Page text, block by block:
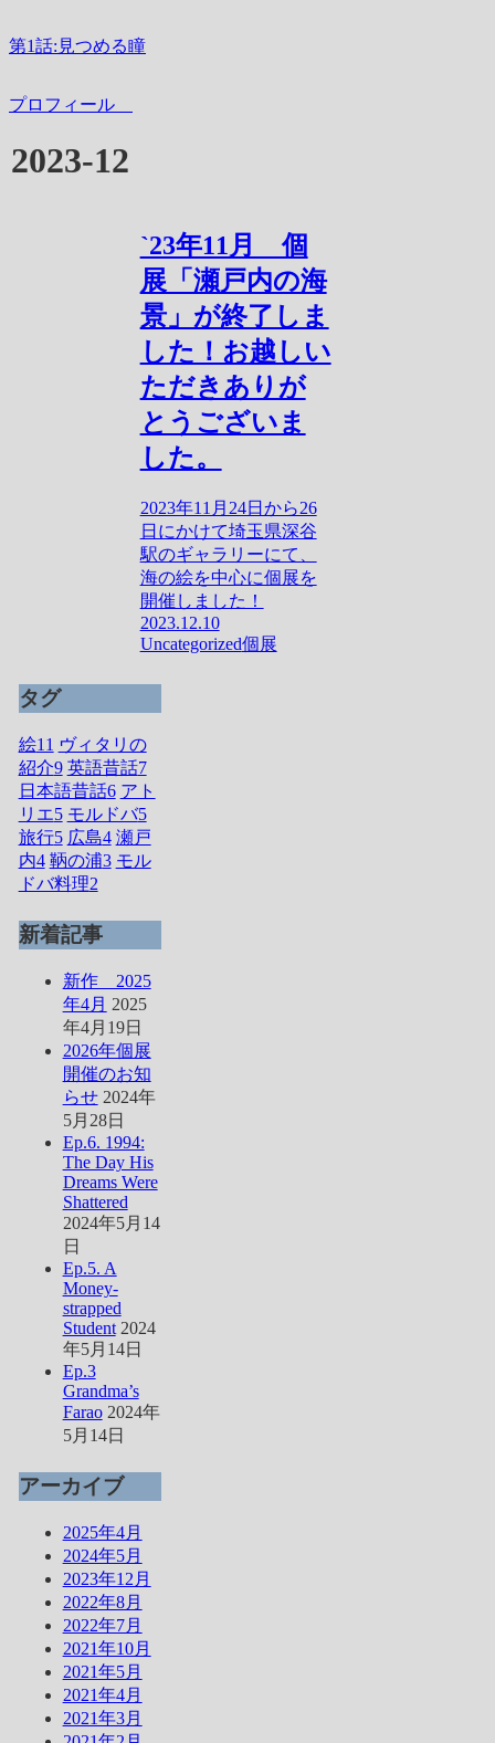
第1話:見つめる瞳
プロフィール
2023-12
`23年11月 個
展「瀬戸内の海
景」が終了しま
した！お越しい
ただきありが
とうございま
した。
2023年11月24日から26
日にかけて埼玉県深谷
駅のギャラリーにて、
海の絵を中心に個展を
開催しました！
2023.12.10
Uncategorized個展
タグ
絵11 ヴィタリの
紹介9 英語昔話7
日本語昔話6 アト
リエ5 モルドバ5
旅行5 広島4 瀬戸
内4 鞆の浦3 モル
ドバ料理2
新着記事
新作 2025
年4月 2025
年4月19日
2026年個展
開催のお知
らせ 2024年
5月28日
Ep.6. 1994:
The Day His
Dreams Were
Shattered
2024年5月14
日
Ep.5. A
Money-
strapped
Student 2024
年5月14日
Ep.3
Grandma’s
Farao 2024年
5月14日
アーカイブ
2025年4月
2024年5月
2023年12月
2022年8月
2022年7月
2021年10月
2021年5月
2021年4月
2021年3月